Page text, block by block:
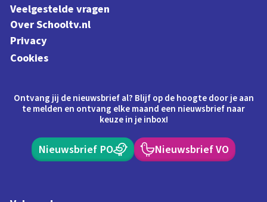
Veelgestelde vragen
Over Schooltv.nl
Privacy
Cookies
Ontvang jij de nieuwsbrief al? Blijf op de hoogte door je aan
te melden en ontvang elke maand een nieuwsbrief naar
keuze in je inbox!
Nieuwsbrief PO Nieuwsbrief VO